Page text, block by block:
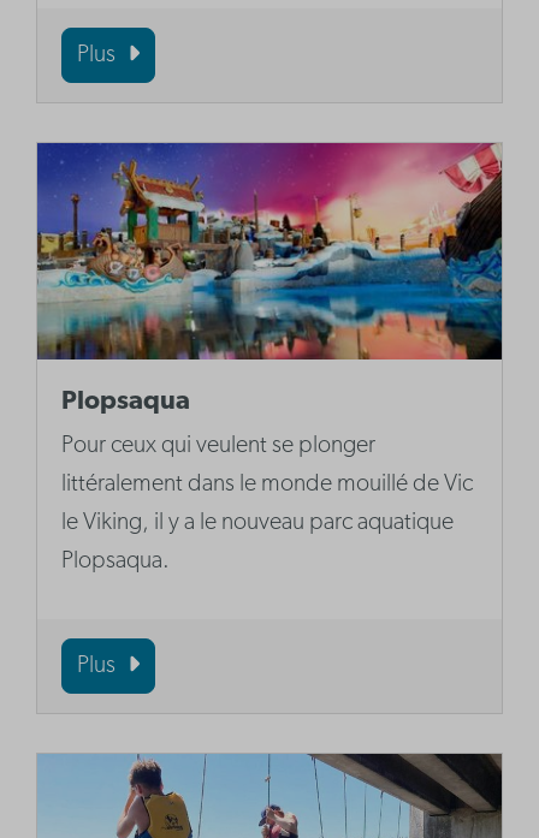
Plus
Plopsaqua
Pour ceux qui veulent se plonger
littéralement dans le monde mouillé de Vic
le Viking, il y a le nouveau parc aquatique
Plopsaqua.
Plus